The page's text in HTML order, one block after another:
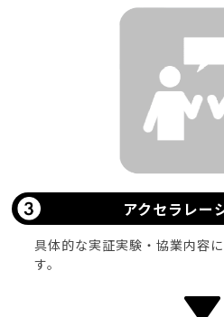
アクセラレー
具体的な実証実験・協業内容
す。